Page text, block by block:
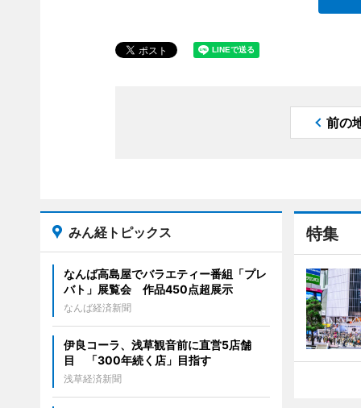
前の
特集
みん経トピックス
なんば高島屋でバラエティー番組「プレ
バト」展覧会 作品450点超展示
なんば経済新聞
伊良コーラ、浅草観音前に直営5店舗
目 「300年続く店」目指す
浅草経済新聞